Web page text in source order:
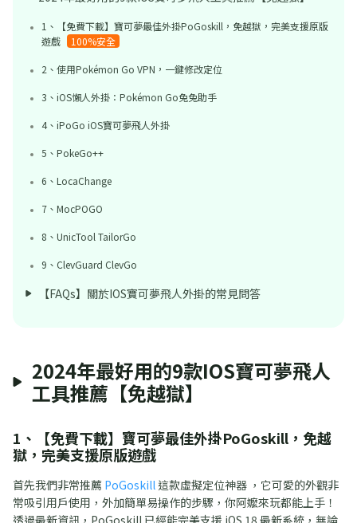
1、【免費下載】寶可夢最佳外掛PoGoskill，免越獄，完美支援原版
遊戲
100%安全
2、使用Pokémon Go VPN，一鍵修改定位
3、iOS懶人外掛：Pokémon Go兔兔助手
4、iPoGo iOS寶可夢飛人外掛
5、PokeGo++
6、LocaChange
7、MocPOGO
8、UnicTool TailorGo
9、ClevGuard ClevGo
【FAQs】關於IOS寶可夢飛人外掛的常見問答
2024年最好用的9款iOS寶可夢飛人
工具推薦【免越獄】
1、【免費下載】寶可夢最佳外掛PoGoskill，免越
獄，完美支援原版遊戲
首先我們非常推薦 PoGoskill這款虛擬定位神器 ，它可愛的外觀非
常吸引用戶使用，外加簡單易操作的步驟，你阿嬤來玩都能上手！